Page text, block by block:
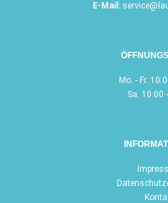
E-Mail:
Mo. - Fr.
Sa. 10:00